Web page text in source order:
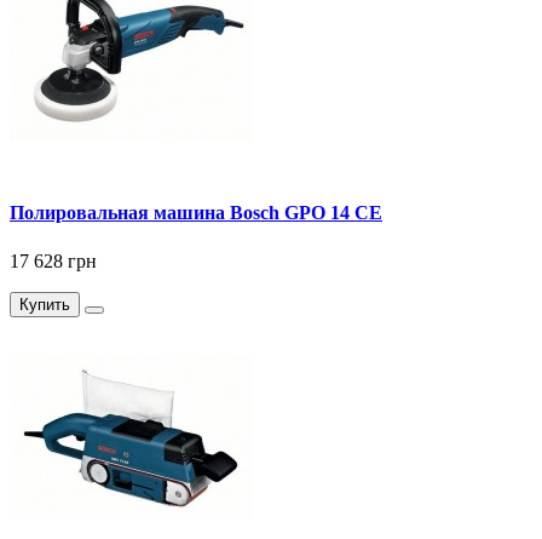
Полировальная машина Bosch GPO 14 CE
17 628 грн
Купить